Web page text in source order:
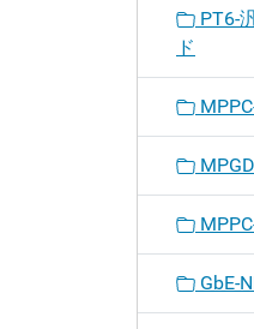
PT6-
ド
GbE-